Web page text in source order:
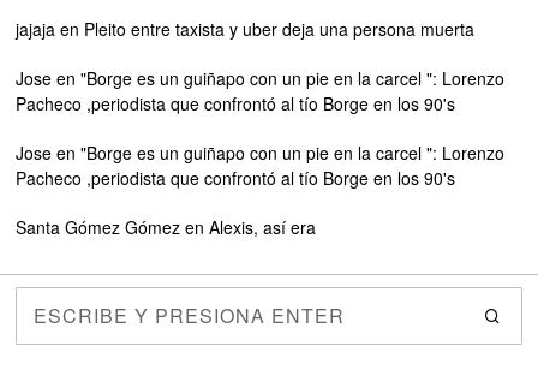
jajaja en Pleito entre taxista y uber deja una persona muerta
Jose en"Borge es un guiñapo con un pie en la carcel ": Lorenzo
Pacheco ,periodista que confrontó al tío Borge en los 90's
Jose en"Borge es un guiñapo con un pie en la carcel ": Lorenzo
Pacheco ,periodista que confrontó al tío Borge en los 90's
Santa Gómez Gómez enAlexis, así era